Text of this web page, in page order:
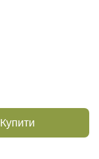
Купити